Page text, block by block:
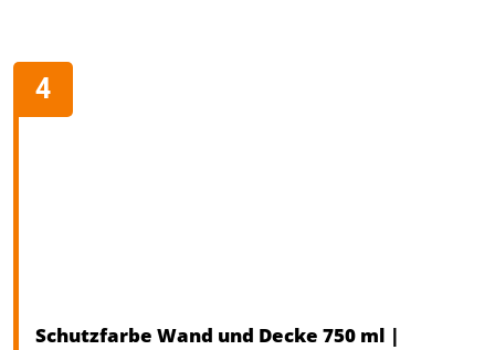
Schutzfarbe Wand und Decke 750 ml |